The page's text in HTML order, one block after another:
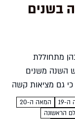
בשנים
מתחוללת
השנה משנים
כי גם מציאות קשה
- ממפקדי...
19
המאה ה-20
הראשונה